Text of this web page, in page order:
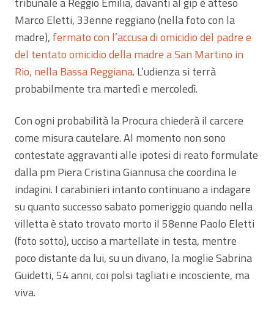
Marco Eletti, 33enne reggiano (nella foto con la
madre), fermato con l’accusa di omicidio del padre e
del tentato omicidio della madre a San Martino in
Rio, nella Bassa Reggiana. L’udienza si terrà
probabilmente tra martedì e mercoledì.
Con ogni probabilità la Procura chiederà il carcere
come misura cautelare. Al momento non sono
contestate aggravanti alle ipotesi di reato formulate
dalla pm Piera Cristina Giannusa che coordina le
indagini. I carabinieri intanto continuano a indagare
su quanto successo sabato pomeriggio quando nella
villetta è stato trovato morto il 58enne Paolo Eletti
(foto sotto), ucciso a martellate in testa, mentre
poco distante da lui, su un divano, la moglie Sabrina
Guidetti, 54 anni, coi polsi tagliati e incosciente, ma
viva.